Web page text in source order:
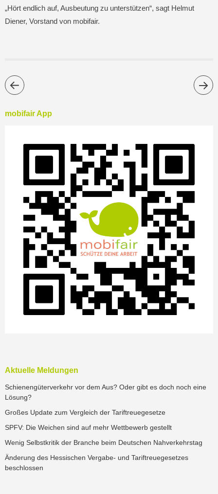
„Hört endlich auf, Ausbeutung zu unterstützen“, sagt Helmut
Diener, Vorstand von mobifair.
mobifair App
Aktuelle Meldungen
Schienengüterverkehr vor dem Aus? Oder gibt es doch noch eine
Lösung?
Großes Update zum Vergleich der Tariftreuegesetze
SPFV: Die Weichen sind auf mehr Wettbewerb gestellt
Wenig Selbstkritik der Branche beim Deutschen Nahverkehrstag
Änderung des Hessischen Vergabe- und Tariftreuegesetzes
beschlossen